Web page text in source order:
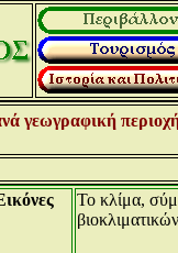
γεωγραφική
Το κλίμα,